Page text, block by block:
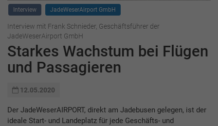
Interview JadeWeserAirport GmbH
Interview mit Frank Schnieder, Geschäftsführer der
JadeWeserAirport GmbH
Starkes Wachstum bei Flügen
und Passagieren
12.05.2020
Der JadeWeserAIRPORT, direkt am Jadebusen gelegen, ist der
ideale Start- und Landeplatz für jede Geschäfts- und